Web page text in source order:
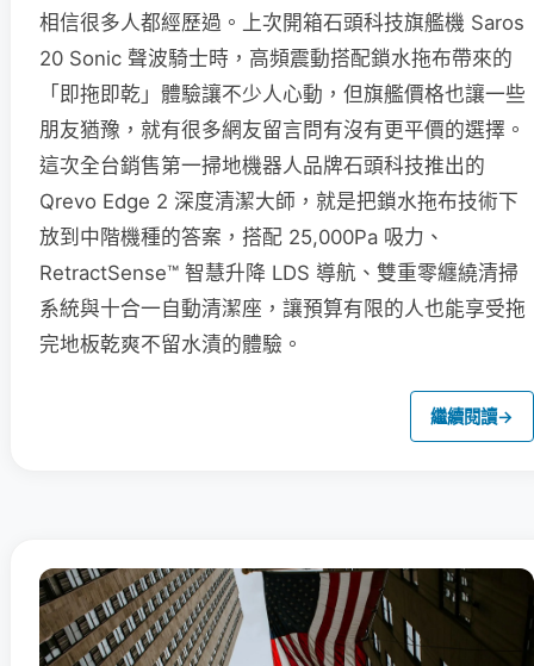
相信很多人都經歷過。上次開箱石頭科技旗艦機 Saros
20 Sonic 聲波騎士時，高頻震動搭配鎖水拖布帶來的
「即拖即乾」體驗讓不少人心動，但旗艦價格也讓一些
朋友猶豫，就有很多網友留言問有沒有更平價的選擇。
這次全台銷售第一掃地機器人品牌石頭科技推出的
Qrevo Edge 2 深度清潔大師，就是把鎖水拖布技術下
放到中階機種的答案，搭配 25,000Pa 吸力、
RetractSense™ 智慧升降 LDS 導航、雙重零纏繞清掃
系統與十合一自動清潔座，讓預算有限的人也能享受拖
完地板乾爽不留水漬的體驗。
繼續閱讀→